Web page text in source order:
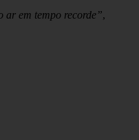
ar em tempo recorde”,